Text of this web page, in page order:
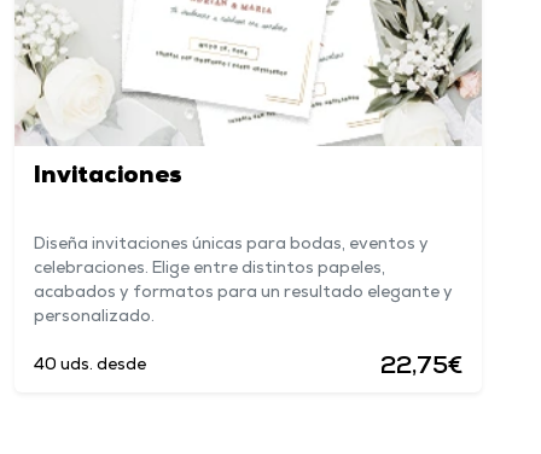
Invitaciones
Diseña invitaciones únicas para bodas, eventos y
celebraciones. Elige entre distintos papeles,
acabados y formatos para un resultado elegante y
personalizado.
40 uds. desde 22,75€